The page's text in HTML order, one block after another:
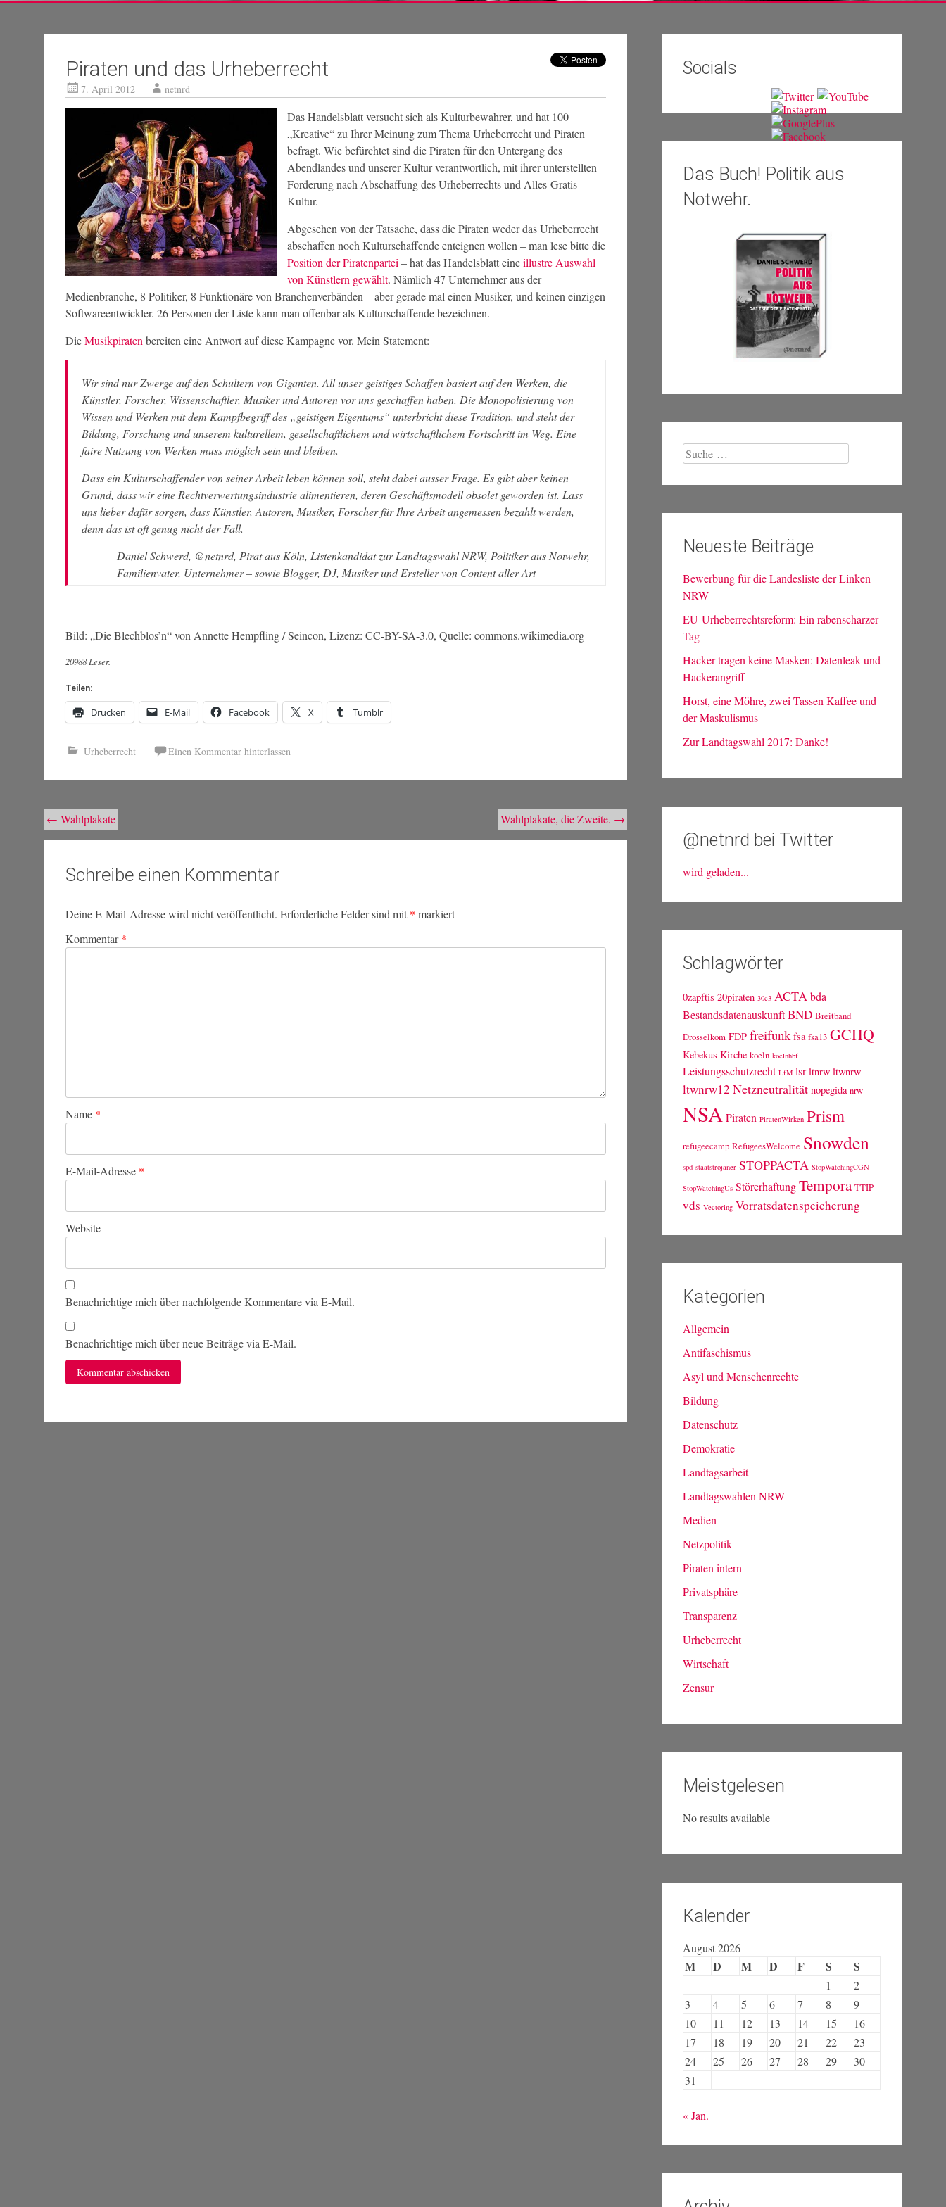
Piraten und das Urheberrecht
7. April 2012 netnrd
Das Handelsblatt versucht sich als Kulturbewahrer, und hat 100
„Kreative“ zu Ihrer Meinung zum Thema Urheberrecht und Piraten
befragt. Wie befürchtet sind die Piraten für den Untergang des
Abendlandes und unserer Kultur verantwortlich, mit ihrer unterstellten
Forderung nach Abschaffung des Urheberrechts und Alles-Gratis-
Kultur.
Abgesehen von der Tatsache, dass die Piraten weder das Urheberrecht
abschaffen noch Kulturschaffende enteignen wollen – man lese bitte die
Position der Piratenpartei – hat das Handelsblatt eineillustre Auswahl
von Künstlern gewählt. Nämlich 47 Unternehmer aus der
Medienbranche, 8 Politiker, 8 Funktionäre von Branchenverbänden – aber gerade mal einen Musiker, und keinen einzigen
Softwareentwickler. 26 Personen der Liste kann man offenbar als Kulturschaffende bezeichnen.
DieMusikpiraten bereiten eine Antwort auf diese Kampagne vor. Mein Statement:
Wir sind nur Zwerge auf den Schultern von Giganten. All unser geistiges Schaffen basiert auf den Werken, die
Künstler, Forscher, Wissenschaftler, Musiker und Autoren vor uns geschaffen haben. Die Monopolisierung von
Wissen und Werken mit dem Kampfbegriff des „geistigen Eigentums“ unterbricht diese Tradition, und steht der
Bildung, Forschung und unserem kulturellem, gesellschaftlichem und wirtschaftlichem Fortschritt im Weg. Eine
faire Nutzung von Werken muss möglich sein und bleiben.
Dass ein Kulturschaffender von seiner Arbeit leben können soll, steht dabei ausser Frage. Es gibt aber keinen
Grund, dass wir eine Rechtverwertungsindustrie alimentieren, deren Geschäftsmodell obsolet geworden ist. Lass
uns lieber dafür sorgen, dass Künstler, Autoren, Musiker, Forscher für Ihre Arbeit angemessen bezahlt werden,
denn das ist oft genug nicht der Fall.
Daniel Schwerd, @netnrd, Pirat aus Köln, Listenkandidat zur Landtagswahl NRW, Politiker aus Notwehr,
Familienvater, Unternehmer – sowie Blogger, DJ, Musiker und Ersteller von Content aller Art
Bild: „Die Blechblos’n“ von Annette Hempfling / Seincon, Lizenz: CC-BY-SA-3.0, Quelle: commons.wikimedia.org
20988 Leser.
Teilen:
Drucken E-Mail Facebook X Tumblr
Urheberrecht Einen Kommentar hinterlassen
Beitragsnavigation
← Wahlplakate Wahlplakate, die Zweite. →
Schreibe einen Kommentar
Deine E-Mail-Adresse wird nicht veröffentlicht. Erforderliche Felder sind mit * markiert
Kommentar*
Name *
E-Mail-Adresse *
Website
Benachrichtige mich über nachfolgende Kommentare via E-Mail.
Benachrichtige mich über neue Beiträge via E-Mail.
Socials
Das Buch! Politik aus
Notwehr.
Suche
nach:
Neueste Beiträge
Bewerbung für die Landesliste der Linken
NRW
EU-Urheberrechtsreform: Ein rabenscharzer
Tag
Hacker tragen keine Masken: Datenleak und
Hackerangriff
Horst, eine Möhre, zwei Tassen Kaffee und
der Maskulismus
Zur Landtagswahl 2017: Danke!
@netnrd bei Twitter
wird geladen...
Schlagwörter
0zapftis 20piraten 30c3 ACTAbda
BestandsdatenauskunftBND Breitband
Drosselkom FDP freifunk fsa fsa13 GCHQ
Kebekus Kirche koeln koelnhbf
Leistungsschutzrecht LfM lsr ltnrw ltwnrw
ltwnrw12 Netzneutralität nopegida nrw
NSAPiraten PiratenWirken Prism
refugeecamp RefugeesWelcome Snowden
spd staatstrojaner STOPPACTA StopWatchingCGN
StopWatchingUs StörerhaftungTempora TTIP
vds Vectoring Vorratsdatenspeicherung
Kategorien
Allgemein
Antifaschismus
Asyl und Menschenrechte
Bildung
Datenschutz
Demokratie
Landtagsarbeit
Landtagswahlen NRW
Medien
Netzpolitik
Piraten intern
Privatsphäre
Transparenz
Urheberrecht
Wirtschaft
Zensur
Meistgelesen
No results available
Kalender
August 2026
M D M D F S S
1
2
3
4 5 6 7 8
9
10
11 12 13 14 15
16
17
18 19 20 21 22
23
24
25 26 27 28 29
30
31
« Jan.